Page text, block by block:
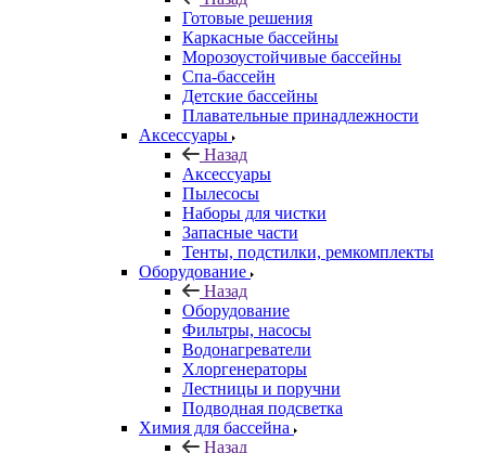
Готовые решения
Каркасные бассейны
Морозоустойчивые бассейны
Спа-бассейн
Детские бассейны
Плавательные принадлежности
Аксессуары
Назад
Аксессуары
Пылесосы
Наборы для чистки
Запасные части
Тенты, подстилки, ремкомплекты
Оборудование
Назад
Оборудование
Фильтры, насосы
Водонагреватели
Хлоргенераторы
Лестницы и поручни
Подводная подсветка
Химия для бассейна
Назад